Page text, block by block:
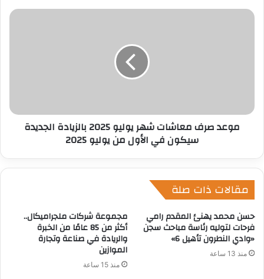
موعد صرف معاشات شهر يوليو 2025 بالزيادة الجديدة
سيكون في الأول من يوليو 2025
مقالات ذات صلة
حسن محمد يهنئ المقدم رامي
فرحات لتوليه رئاسة مباحث سجن
«وادي النطرون تأهيل 6»
منذ 13 ساعة
مجموعة شركات ملجراميكال..
أكثر من 85 عامًا من الخبرة
والريادة في صناعة وتجارة
الموازين
منذ 15 ساعة